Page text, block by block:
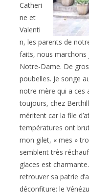
Catheri
ne et
Valenti
n, les parents de
faits, nous marchons
Notre-Dame. De
poubelles. Je songe
notre mère qui a ces
toujours, chez
méritent car la file
températures ont
mon gilet, « mes »
semblent très
glaces est
retrouver sa patrie
déconfiture: le